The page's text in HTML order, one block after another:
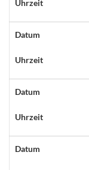
Uhrzeit
Datum
Uhrzeit
Datum
Uhrzeit
Datum